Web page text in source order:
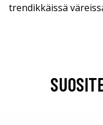
trendikkäissä